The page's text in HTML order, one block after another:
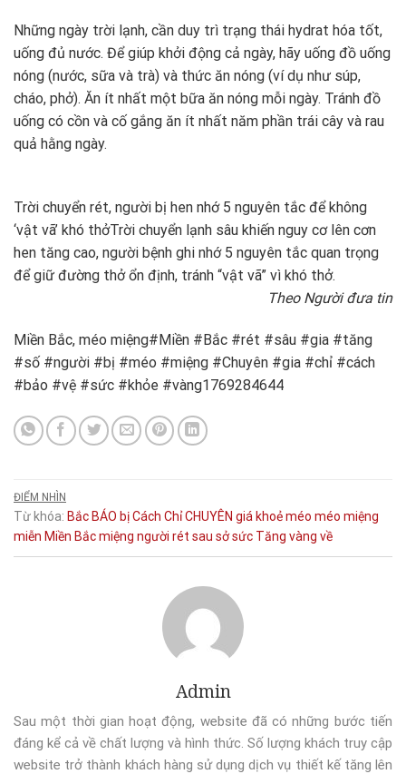
Những ngày trời lạnh, cần duy trì trạng thái hydrat hóa tốt,
uống đủ nước. Để giúp khởi động cả ngày, hãy uống đồ uống
nóng (nước, sữa và trà) và thức ăn nóng (ví dụ như súp,
cháo, phở). Ăn ít nhất một bữa ăn nóng mỗi ngày. Tránh đồ
uống có cồn và cố gắng ăn ít nhất năm phần trái cây và rau
quả hằng ngày.
Trời chuyển rét, người bị hen nhớ 5 nguyên tắc để không
‘vật vã’ khó thởTrời chuyển lạnh sâu khiến nguy cơ lên cơn
hen tăng cao, người bệnh ghi nhớ 5 nguyên tắc quan trọng
để giữ đường thở ổn định, tránh “vật vã” vì khó thở.
Theo Người đưa tin
Miền Bắc, méo miệng#Miền #Bắc #rét #sâu #gia #tăng
#số #người #bị #méo #miệng #Chuyên #gia #chỉ #cách
#bảo #vệ #sức #khỏe #vàng1769284644
ĐIỂM NHÌN
Từ khóa: Bắc BÁO bịCách ChỉCHUYÊN giá khoẻméo méo miệng
miễn Miền Bắcmiệng người rét sau sởsức Tăng vàng về
Admin
Sau một thời gian hoạt động, website đã có những bước tiến
đáng kể cả về chất lượng và hình thức. Số lượng khách truy cập
website trở thành khách hàng sử dụng dịch vụ thiết kế tăng lên